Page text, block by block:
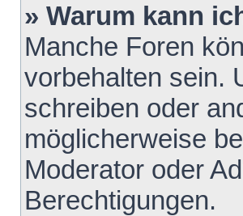
» Warum kann
Manche Foren
vorbehalten sein.
schreiben oder
möglicherweise
Moderator oder
Berechtigungen.